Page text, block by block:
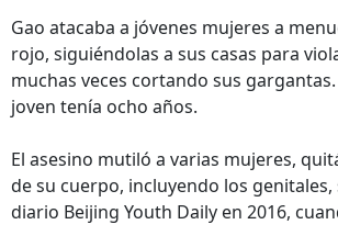
Gao atacaba a jóvenes mujeres a
rojo, siguiéndolas a sus casas para
muchas veces cortando sus
joven tenía ocho años.
El asesino mutiló a varias mujeres,
de su cuerpo, incluyendo los
diario Beijing Youth Daily en 2016,